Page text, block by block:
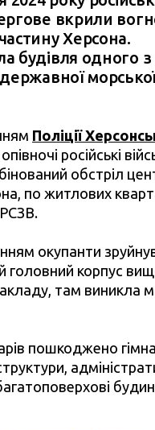
вкрили
Херсона.
будівля одного з
Поліції
опівночі російські
обстріл
по житлових
окупанти
головний корпус
там виникла
пошкоджено